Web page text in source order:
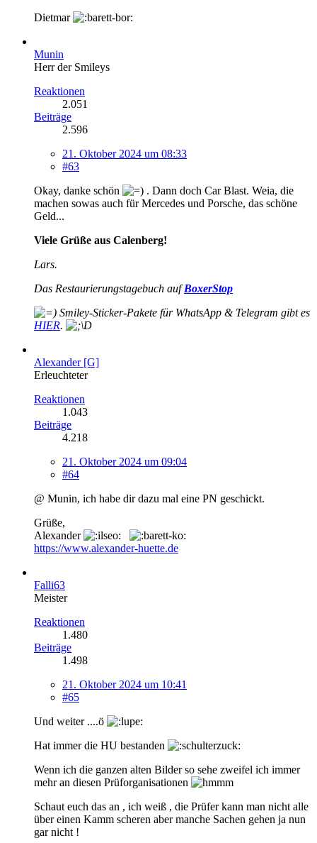
Dietmar
Munin
Herr der Smileys
Reaktionen
2.051
Beiträge
2.596
21. Oktober 2024 um 08:33
#63
Okay, danke schön
. Dann doch Car Blast. Weia, die
machen sowas auch für Mercedes und Porsche, das schöne
Geld...
Viele Grüße aus Calenberg!
Lars.
Das Restaurierungstagebuch aufBoxerStop
Smiley-Sticker-Pakete für WhatsApp & Telegram gibt es
HIER.
Alexander [G]
Erleuchteter
Reaktionen
1.043
Beiträge
4.218
21. Oktober 2024 um 09:04
#64
@ Munin, ich habe dir dazu mal eine PN geschickt.
Grüße,
Alexander
https://www.alexander-huette.de
Falli63
Meister
Reaktionen
1.480
Beiträge
1.498
21. Oktober 2024 um 10:41
#65
Und weiter ....ö
Hat immer die HU bestanden
Wenn ich die ganzen alten Bilder so sehe zweifel ich immer
mehr an diesen Prüforganisationen
Schaut euch das an , ich weiß , die Prüfer kann man nicht alle
über einen Kamm scheren aber manche Sachen gehen ja nun
gar nicht !